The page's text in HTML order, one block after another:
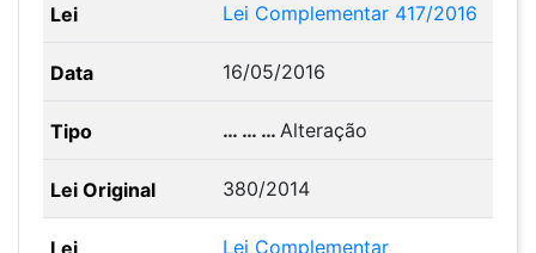
Lei Complementar 417/2016
16/05/2016
… … …Alteração
380/2014
Lei Complementar